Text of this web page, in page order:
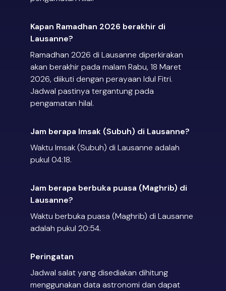
Kapan Ramadhan 2026 berakhir di
Lausanne?
Ramadhan 2026 di Lausanne diperkirakan
akan berakhir pada malam Rabu, 18 Maret
2026, diikuti dengan perayaan Idul Fitri.
Jadwal pastinya tergantung pada
pengamatan hilal.
Jam berapa Imsak (Subuh) di Lausanne?
Waktu Imsak (Subuh) di Lausanne adalah
pukul 04:18.
Jam berapa berbuka puasa (Maghrib) di
Lausanne?
Waktu berbuka puasa (Maghrib) di Lausanne
adalah pukul 20:54.
Peringatan
Jadwal salat yang disediakan dihitung
menggunakan data astronomi dan dapat